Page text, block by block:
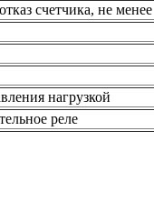
счетчика, не менее
нагрузкой
реле